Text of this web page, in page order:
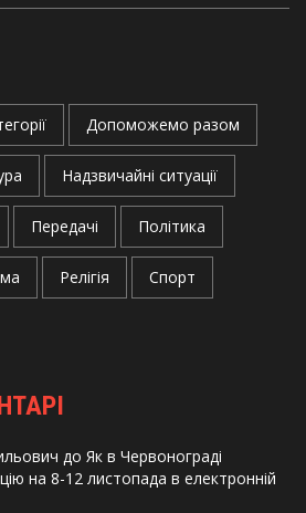
Допоможемо разом
Надзвичайні ситуації
Передачі Політика
Релігія Спорт
до Як в Червонограді
на 8-12 листопада в електронній